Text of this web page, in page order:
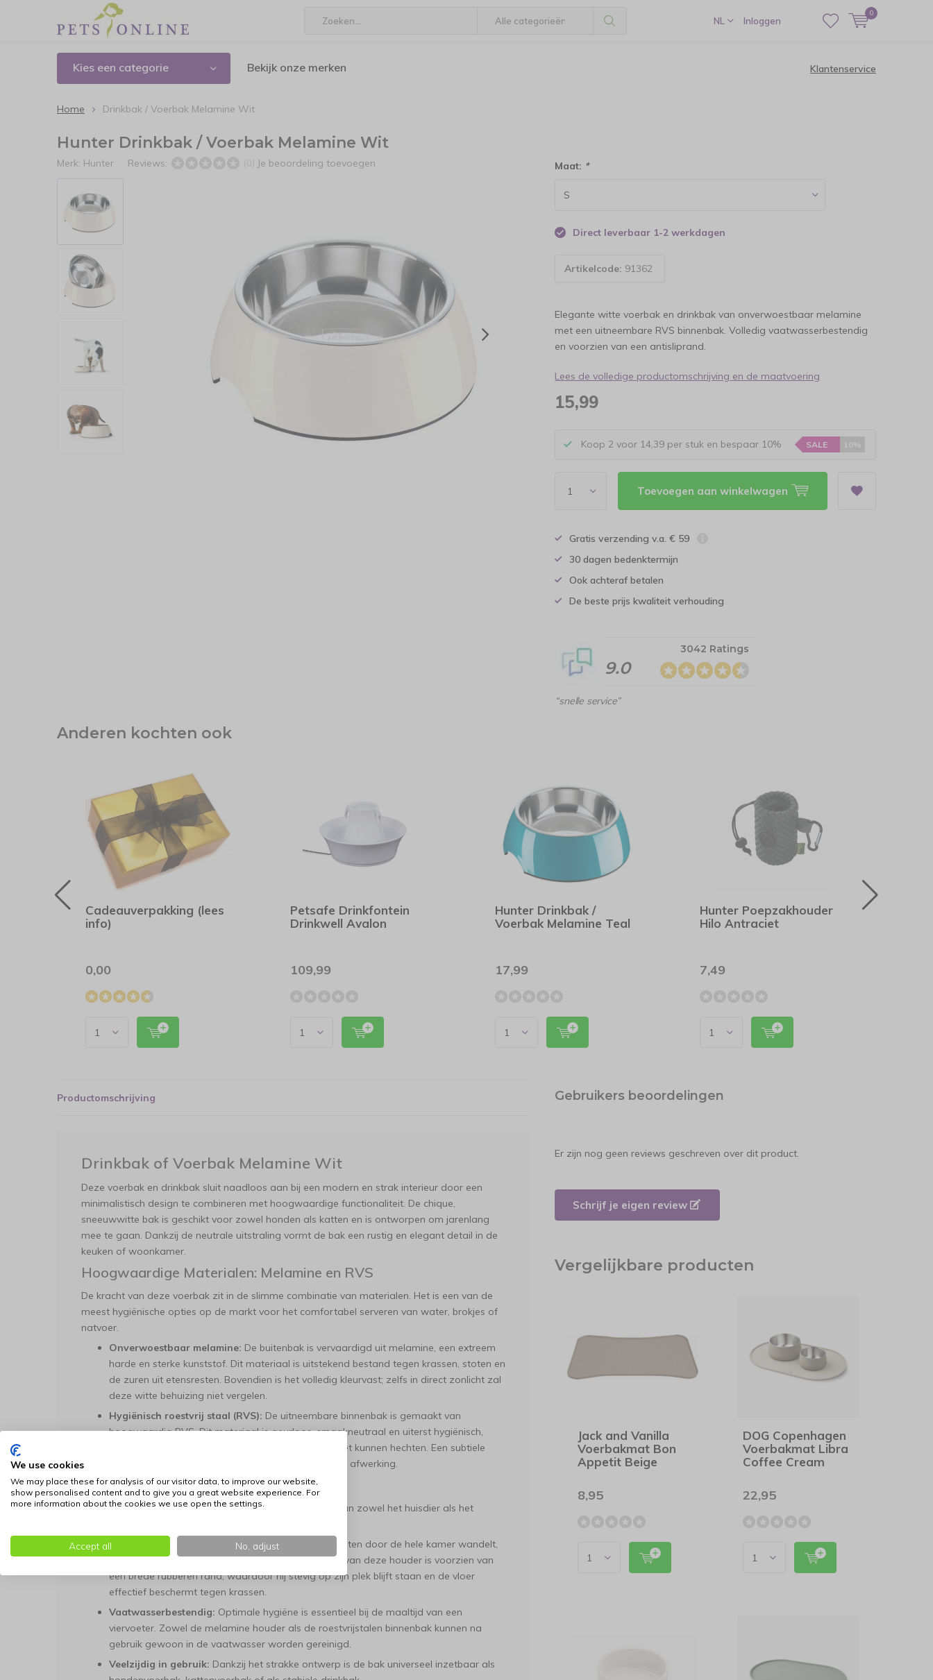
NL Inloggen
0
Kies een categorie Bekijk onze merken Klantenservice
Home Drinkbak / Voerbak Melamine Wit
Hunter Drinkbak / Voerbak Melamine Wit
Merk: Hunter Reviews: (0) Je beoordeling toevoegen Maat: *
Direct leverbaar 1-2 werkdagen
Artikelcode: 91362
Elegante witte voerbak en drinkbak van onverwoestbaar melamine
met een uitneembare RVS binnenbak. Volledig vaatwasserbestendig
en voorzien van een antisliprand.
Lees de volledige productomschrijving en de maatvoering
15,99
Koop 2 voor 14,39 per stuk en bespaar 10% SALE 10%
Toevoegen aan winkelwagen
Gratis verzending v.a. € 59
30 dagen bedenktermijn
Ook achteraf betalen
De beste prijs kwaliteit verhouding
9.0
3042 Ratings
“snelle service”
Anderen kochten ook
Cadeauverpakking (lees
info)
0,00
Petsafe Drinkfontein
Drinkwell Avalon
109,99
Hunter Drinkbak /
Voerbak Melamine Teal
17,99
Hunter Poepzakhouder
Hilo Antraciet
7,49
Productomschrijving
Drinkbak of Voerbak Melamine Wit
Deze voerbak en drinkbak sluit naadloos aan bij een modern en strak interieur door een
minimalistisch design te combineren met hoogwaardige functionaliteit. De chique,
sneeuwwitte bak is geschikt voor zowel honden als katten en is ontworpen om jarenlang
mee te gaan. Dankzij de neutrale uitstraling vormt de bak een rustig en elegant detail in de
keuken of woonkamer.
Hoogwaardige Materialen: Melamine en RVS
De kracht van deze voerbak zit in de slimme combinatie van materialen. Het is een van de
meest hygiënische opties op de markt voor het comfortabel serveren van water, brokjes of
natvoer.
Onverwoestbaar melamine: De buitenbak is vervaardigd uit melamine, een extreem
harde en sterke kunststof. Dit materiaal is uitstekend bestand tegen krassen, stoten en
de zuren uit etensresten. Bovendien is het volledig kleurvast; zelfs in direct zonlicht zal
deze witte behuizing niet vergelen.
Hygiënisch roestvrij staal (RVS): De uitneembare binnenbak is gemaakt van
hoogwaardig RVS. Dit materiaal is geurloos, smaakneutraal en uiterst hygiënisch,
omdat bacteriën zich door het gladde oppervlak niet kunnen hechten. Een subtiele
gravering op de bodem geeft de bak een exclusieve afwerking.
Gebruiksgemak en Stabiliteit
Bij het ontwerp is tot in detail gedacht aan het comfort van zowel het huisdier als het
Antislipbodem:
Een schuivende bak die tijdens het eten door de hele kamer wandelt,
behoort hiermee tot de verleden tijd. De onderkant van deze houder is voorzien van
een brede rubberen rand, waardoor hij stevig op zijn plek blijft staan en de vloer
effectief beschermt tegen krassen.
Vaatwasserbestendig: Optimale hygiëne is essentieel bij de maaltijd van een
viervoeter. Zowel de melamine houder als de roestvrijstalen binnenbak kunnen na
gebruik gewoon in de vaatwasser worden gereinigd.
Veelzijdig in gebruik: Dankzij het strakke ontwerp is de bak universeel inzetbaar als
Gebruikers beoordelingen
Er zijn nog geen reviews geschreven over dit product.
Schrijf je eigen review
Vergelijkbare producten
Jack and Vanilla
Voerbakmat Bon
Appetit Beige
8,95
DOG Copenhagen
Voerbakmat Libra
Coffee Cream
22,95
We use cookies
We may place these for analysis of our visitor data, to improve our website,
show personalised content and to give you a great website experience. For
more information about the cookies we use open the settings.
Accept all No, adjust